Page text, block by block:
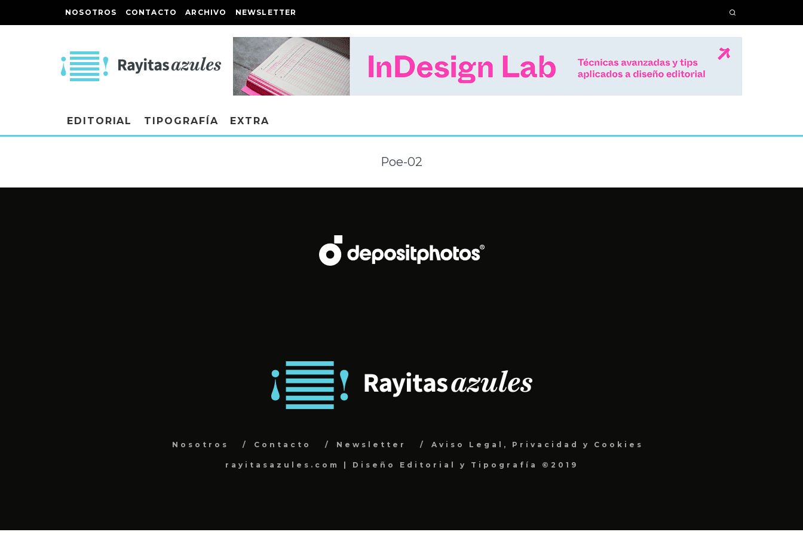
NOSOTROS CONTACTO ARCHIVO NEWSLETTER
EDITORIAL TIPOGRAFÍA EXTRA
Poe-02
Nosotros Contacto Newsletter Aviso Legal, Privacidad y Cookies
rayitasazules.com | Diseño Editorial y Tipografía ©2019